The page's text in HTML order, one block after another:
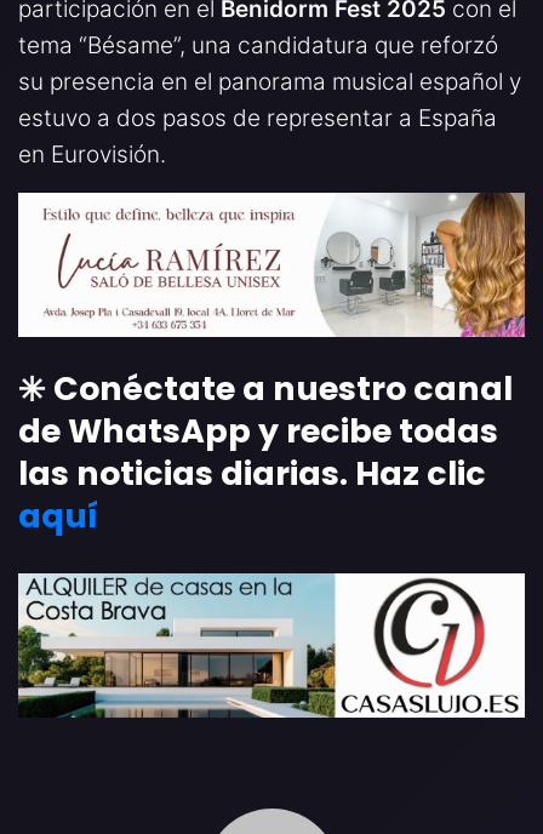
participación en el Benidorm Fest 2025 con el
tema “Bésame”, una candidatura que reforzó
su presencia en el panorama musical español y
estuvo a dos pasos de representar a España
en Eurovisión.
✳️ Conéctate a nuestro canal
de WhatsApp y recibe todas
las noticias diarias. Haz clic
aquí